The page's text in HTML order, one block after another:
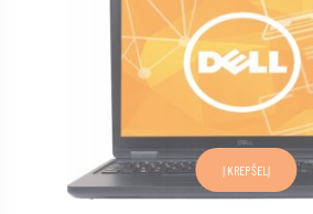
Į KREPŠELĮ